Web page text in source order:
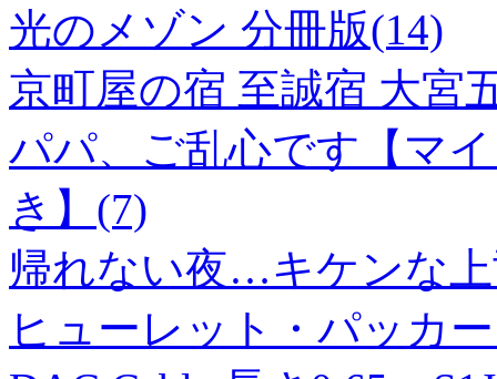
光のメゾン 分冊版(14)
京町屋の宿 至誠宿 大宮
パパ、ご乱心です【マ
き】(7)
帰れない夜…キケンな
ヒューレット・パッカー